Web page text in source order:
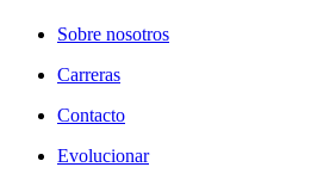
Sobre nosotros
Carreras
Contacto
Evolucionar